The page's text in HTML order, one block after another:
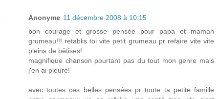
Anonyme 11 décembre 2008 à 10:15
bon courage et grosse pensée pour papa et maman
grumeau!!! retablis toi vite petit grumeau pr refaire vite vite
pleins de bêtises!
magnifique chanson pourtant pas du tout mon genre mais
j'en ai pleuré!
avec toutes ces belles pensées pr toute ta petite famille